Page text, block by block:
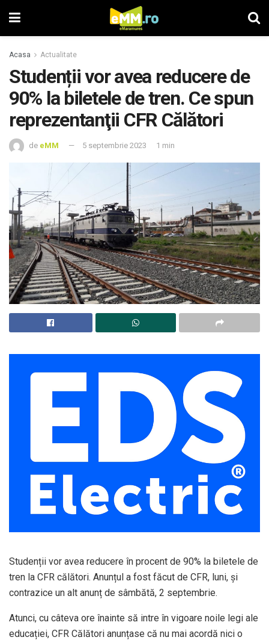
Acasa Actualitate
Studenții vor avea reducere de
90% la biletele de tren. Ce spun
reprezentanţii CFR Călători
de eMM 5 septembrie 2023 1 min
Studenții vor avea reducere în procent de 90% la biletele de
tren la CFR călători. Anunțul a fost făcut de CFR, luni, și
contrazice un alt anunț de sâmbătă, 2 septembrie.
Atunci, cu câteva ore înainte să intre în vigoare noile legi ale
educației, CFR Călători anunțase că nu mai acordă nici o